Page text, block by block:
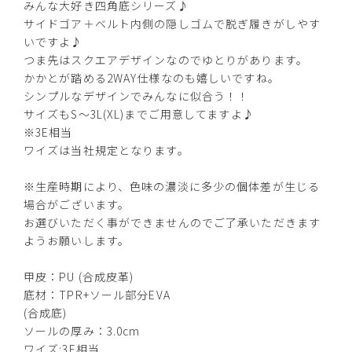
ブラック
S(23.0cm) カートに入れる
M(23.5cm)
L(24.0cm)
LL(24.5cm)
みんな大好き四角底シリーズ♪
サイドゴア＋ベルト内側の隠しゴムで脱ぎ履きがしやす
いですよ♪
つま先はスクエアデザインなのでゆとりがあります。
かかとが踏める2WAY仕様なのも嬉しいですね。
シンプルなデザインでみんなに似合う！！
サイズもS～3L(XL)までご用意してますよ♪
※3E相当
ワイズは当社規定となります。
※生産時期により、色味の濃淡に多少の個体差が生じる
場合がございます。
お選びいただく事ができませんのでご了承いただきます
ようお願いします。
甲皮：PU (合成皮革)
底材：TPR+ソール部分EVA
(合成底)
ソールの厚み：3.0cm